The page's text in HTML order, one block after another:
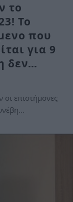
το
Το
που
για 9
δεν…
επιστήμονες